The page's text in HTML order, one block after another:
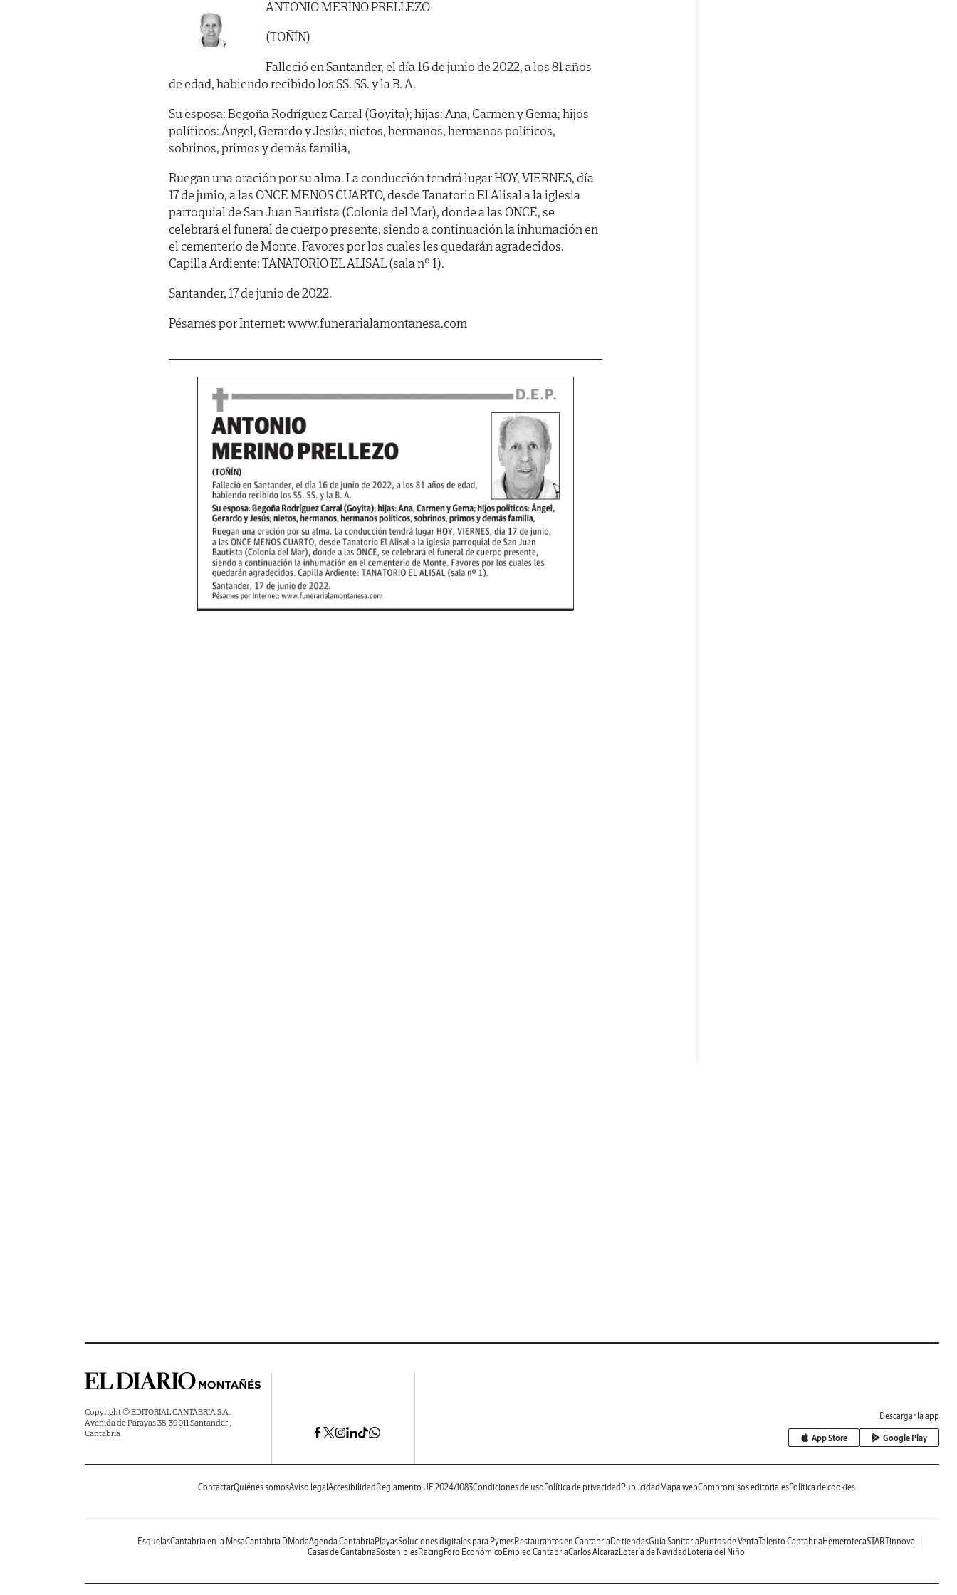
ANTONIO MERINO PRELLEZO
(TOÑÍN)
Falleció en Santander, el día 16 de junio de 2022, a los 81 años
de edad, habiendo recibido los SS. SS. y la B. A.
Su esposa: Begoña Rodríguez Carral (Goyita); hijas: Ana, Carmen y Gema; hijos
políticos: Ángel, Gerardo y Jesús; nietos, hermanos, hermanos políticos,
sobrinos, primos y demás familia,
Ruegan una oración por su alma. La conducción tendrá lugar HOY, VIERNES, día
17 de junio, a las ONCE MENOS CUARTO, desde Tanatorio El Alisal a la iglesia
parroquial de San Juan Bautista (Colonia del Mar), donde a las ONCE, se
celebrará el funeral de cuerpo presente, siendo a continuación la inhumación en
el cementerio de Monte. Favores por los cuales les quedarán agradecidos.
Capilla Ardiente: TANATORIO EL ALISAL (sala nº 1).
Santander, 17 de junio de 2022.
Pésames por Internet: www.funerarialamontanesa.com
Copyright © EDITORIAL CANTABRIA S.A.
Avenida de Parayas 38, 39011 Santander ,
Cantabria
Descargar la app
App Store Google Play
ContactarQuiénes somosAviso legal Accesibilidad Reglamento UE 2024/1083Condiciones de uso Política de privacidad Publicidad Mapa webCompromisos editorialesPolítica de cookies
EsquelasCantabria en la MesaCantabria DModaAgenda Cantabria PlayasSoluciones digitales para PymesRestaurantes en Cantabria De tiendasGuía Sanitaria Puntos de VentaTalento Cantabria HemerotecaSTARTinnova
Casas de CantabriaSosteniblesRacing Foro Económico Empleo CantabriaCarlos AlcarazLotería de Navidad Lotería del Niño